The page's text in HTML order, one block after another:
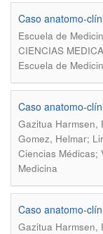
Caso anatomo-
Escuela de
CIENCIAS
Escuela de
Caso anatomo-
Gazitua Harmsen,
Gomez, Helmar;
Ciencias Médicas;
Medicina
Caso anatomo-
Gazitua Harmsen,